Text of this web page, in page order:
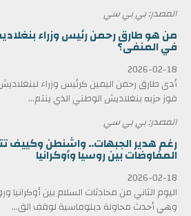
المصدر: بي بي سي
في المنفى؟
2026-02-18
فوز حزبه بنغلاديش الوطني الذي ينتم...
المصدر: بي بي سي
رغم هدير الجبهات.. واشنطن وكييف
المفاوضات بين روسيا وأوكرانيا
2026-02-18
اليوم الثاني من محادثات السلام بين
وهي أحدث محاولة دبلوماسية لوقف الق...